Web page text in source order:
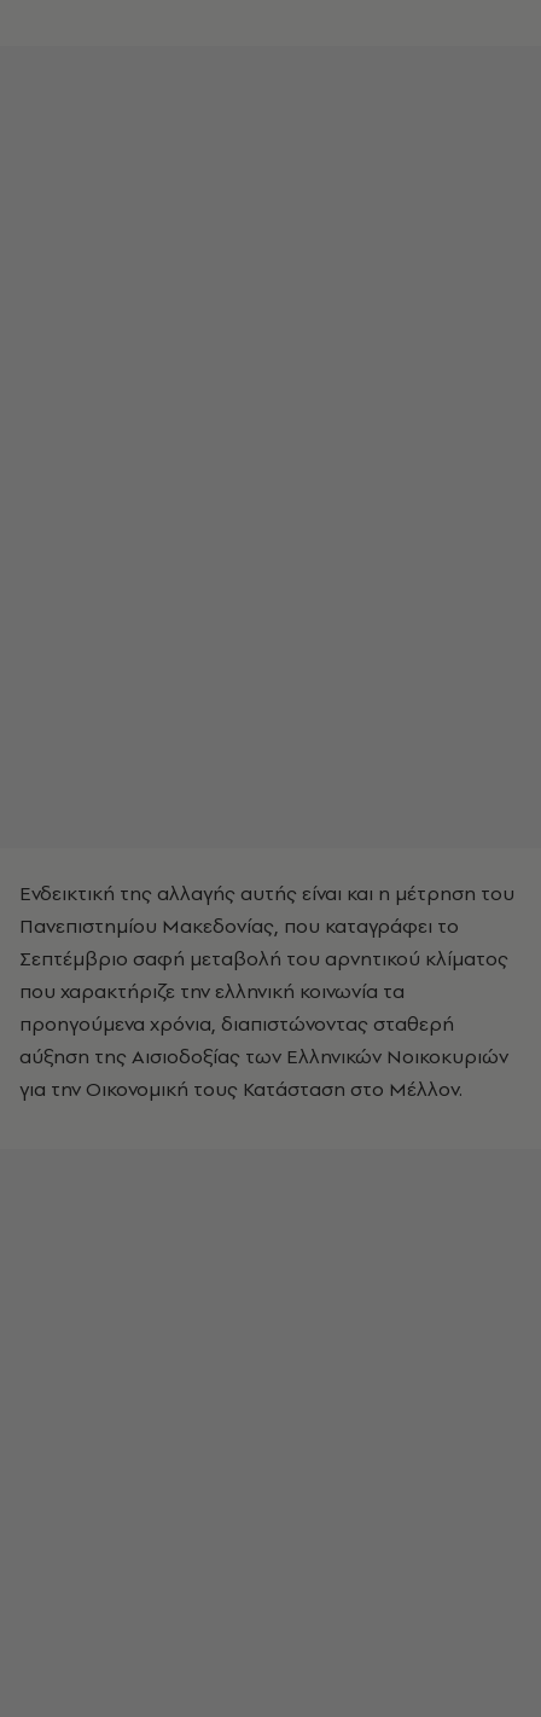
Ενδεικτική της αλλαγής αυτής είναι και η μέτρηση του
Πανεπιστημίου Μακεδονίας, που καταγράφει το
Σεπτέμβριο σαφή μεταβολή του αρνητικού κλίματος
που χαρακτήριζε την ελληνική κοινωνία τα
προηγούμενα χρόνια, διαπιστώνοντας σταθερή
αύξηση της Αισιοδοξίας των Ελληνικών Νοικοκυριών
για την Οικονομική τους Κατάσταση στο Μέλλον.